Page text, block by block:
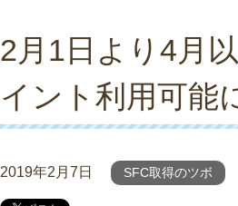
2月1日より4月
イント利用可能
2019年2月7日 SFC取得のツボ